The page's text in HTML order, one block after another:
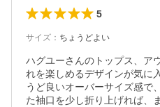
5
サイズ ： ちょうどよい
ハグユーさんのトップス、ア
れを楽しめるデザインが気に
うど良いオーバーサイズ感で
た袖口を少し折り上げれば、